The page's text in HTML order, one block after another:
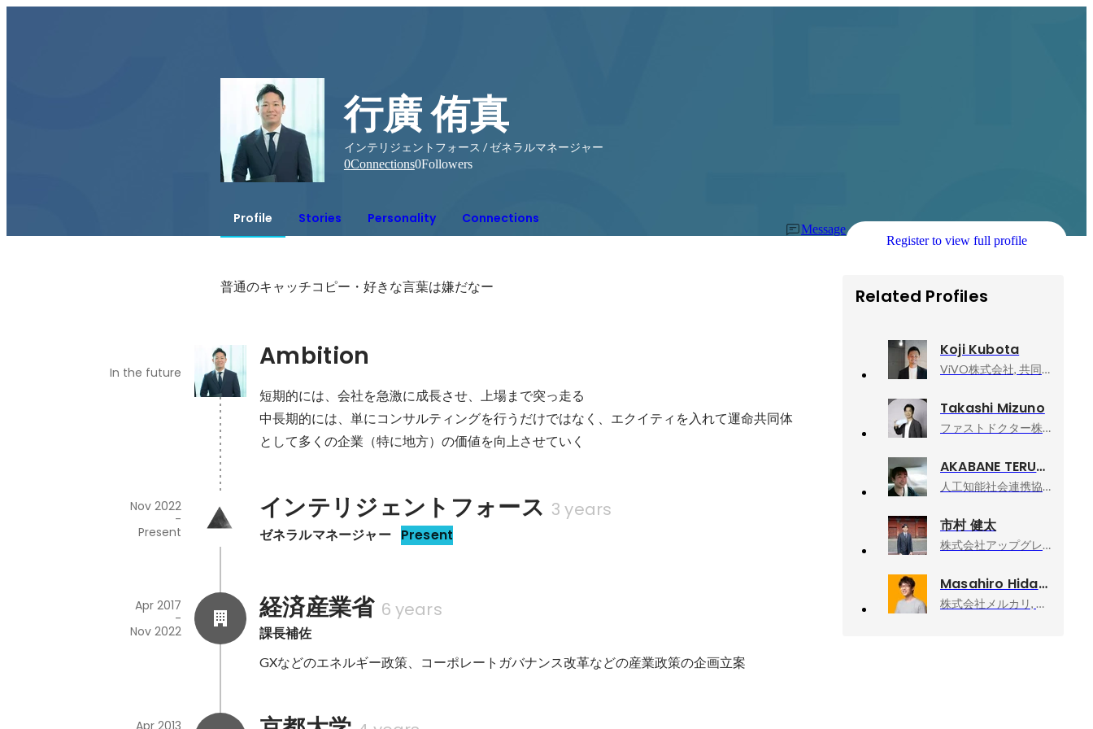
行廣 侑真
インテリジェントフォース / ゼネラルマネージャー
0Connections0Followers
Profile Stories Personality Connections
Message
Register to view full profile
普通のキャッチコピー・好きな言葉は嫌だなー
Ambition
In the future
短期的には、会社を急激に成長させ、上場まで突っ走る
中長期的には、単にコンサルティングを行うだけではなく、エクイティを入れて運命共同体
として多くの企業（特に地方）の価値を向上させていく
インテリジェントフォース 3 years
ゼネラルマネージャー Present
Nov 2022
-
Present
経済産業省 6 years
課長補佐
Apr 2017
-
Nov 2022
GXなどのエネルギー政策、コーポレートガバナンス改革などの産業政策の企画立案
Related Profiles
Koji Kubota
ViVO株式会社, 共同創業者 取締役
Takashi Mizuno
ファストドクター株式会社, 代表取締役CEO
AKABANE TERUHISA
人工知能社会連携協議会（AICA), 理事長
市村 健太
株式会社アップグレード, 代表取締役社長
Masahiro Hidaka
株式会社メルカリ, メルペイ エキスパート（Android）